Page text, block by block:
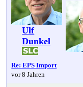
Ulf
Dunkel
Re: EPS Import
vor 8 Jahren